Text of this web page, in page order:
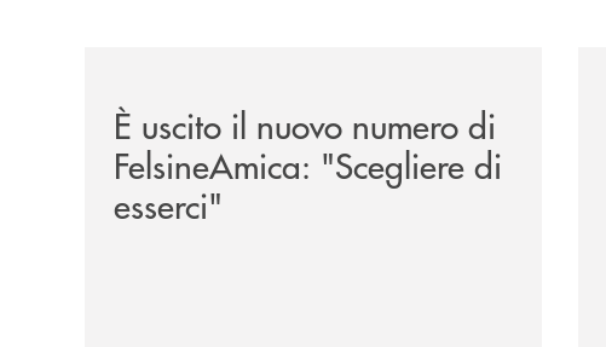
È uscito il nuovo numero di
FelsineAmica: "Scegliere di
esserci"